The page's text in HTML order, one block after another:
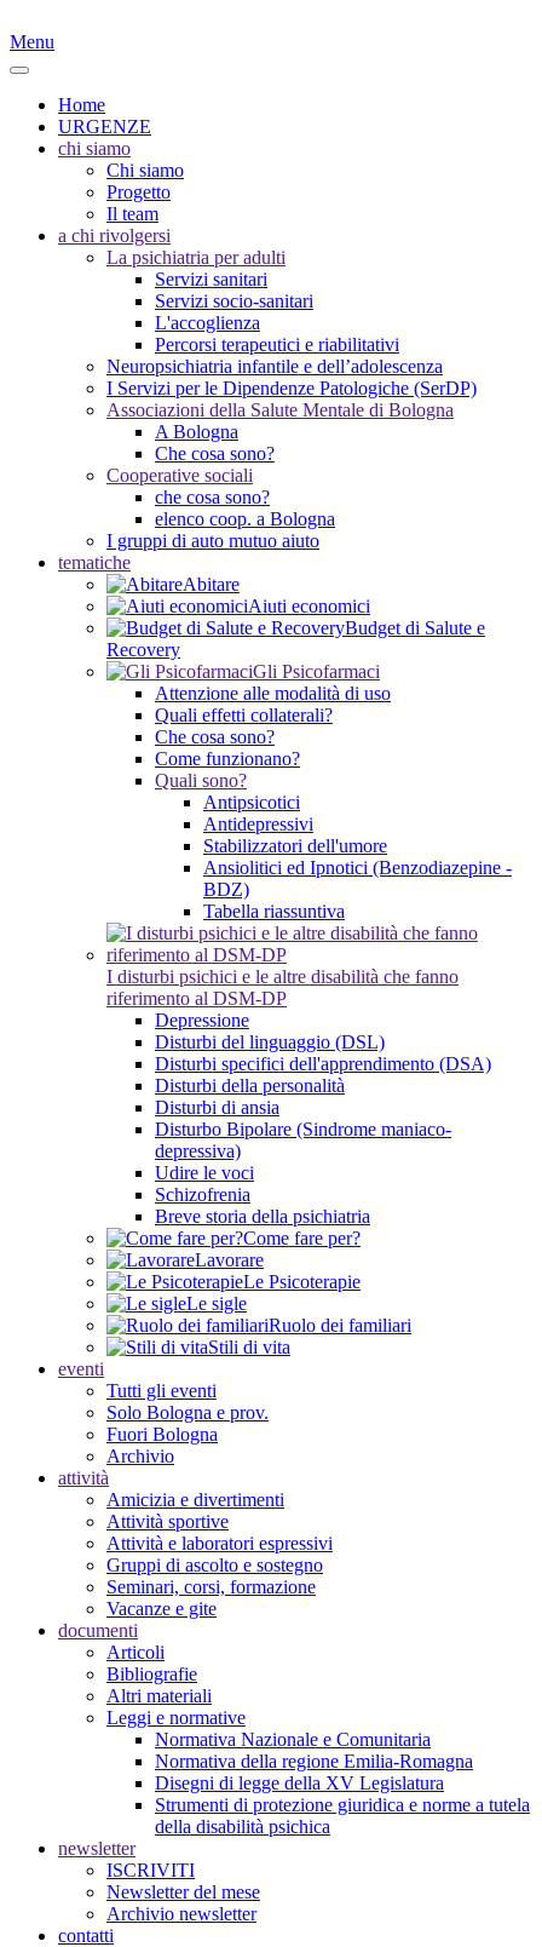
Menu
Home
URGENZE
chi siamo
Chi siamo
Progetto
Il team
a chi rivolgersi
La psichiatria per adulti
Servizi sanitari
Servizi socio-sanitari
L'accoglienza
Percorsi terapeutici e riabilitativi
Neuropsichiatria infantile e dell’adolescenza
I Servizi per le Dipendenze Patologiche (SerDP)
Associazioni della Salute Mentale di Bologna
A Bologna
Che cosa sono?
Cooperative sociali
che cosa sono?
elenco coop. a Bologna
I gruppi di auto mutuo aiuto
tematiche
Abitare
Aiuti economici
Budget di Salute e
Recovery
Gli Psicofarmaci
Attenzione alle modalità di uso
Quali effetti collaterali?
Che cosa sono?
Come funzionano?
Quali sono?
Antipsicotici
Antidepressivi
Stabilizzatori dell'umore
Ansiolitici ed Ipnotici (Benzodiazepine -
BDZ)
Tabella riassuntiva
I disturbi psichici e le altre disabilità che fanno
riferimento al DSM-DP
Depressione
Disturbi del linguaggio (DSL)
Disturbi specifici dell'apprendimento (DSA)
Disturbi della personalità
Disturbi di ansia
Disturbo Bipolare (Sindrome maniaco-
depressiva)
Udire le voci
Schizofrenia
Breve storia della psichiatria
Come fare per?
Lavorare
Le Psicoterapie
Le sigle
Ruolo dei familiari
Stili di vita
eventi
Tutti gli eventi
Solo Bologna e prov.
Fuori Bologna
Archivio
attività
Amicizia e divertimenti
Attività sportive
Attività e laboratori espressivi
Gruppi di ascolto e sostegno
Seminari, corsi, formazione
Vacanze e gite
documenti
Articoli
Bibliografie
Altri materiali
Leggi e normative
Normativa Nazionale e Comunitaria
Normativa della regione Emilia-Romagna
Disegni di legge della XV Legislatura
Strumenti di protezione giuridica e norme a tutela
della disabilità psichica
newsletter
ISCRIVITI
Newsletter del mese
Archivio newsletter
contatti